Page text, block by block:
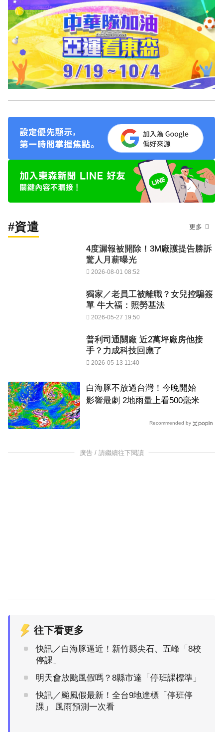
#資遣 更多
4度漏報被開除！3M廠護提告勝訴
驚人月薪曝光
2026-08-01 08:52
獨家／老員工被離職？女兒控騙簽
單 牛大福：照勞基法
2026-05-27 19:50
普利司通關廠 近2萬坪廠房他接
手？力成科技回應了
2026-05-13 11:40
白海豚不放過台灣！今晚開始
影響最劇 2地雨量上看500毫米
Recommended by
廣告 / 請繼續往下閱讀
往下看更多
快訊／白海豚逼近！新竹縣尖石、五峰「8校
停課」
明天會放颱風假嗎？8縣市達「停班課標準」
快訊／颱風假最新！全台9地達標「停班停
課」 風雨預測一次看